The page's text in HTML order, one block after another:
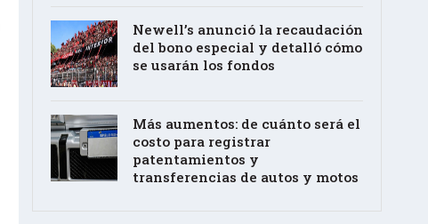
Newell’s anunció la recaudación
del bono especial y detalló cómo
se usarán los fondos
Más aumentos: de cuánto será el
costo para registrar
patentamientos y
transferencias de autos y motos